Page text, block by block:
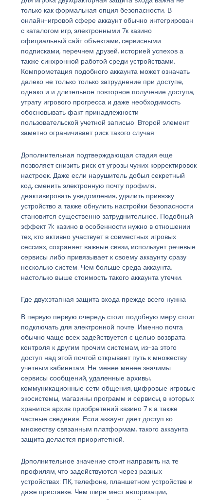
только как формальная опция безопасности. В
онлайн-игровой сфере аккаунт обычно интегрирован
с каталогом игр, электронными 7к казино
официальный сайт объектами, сервисными
подписками, перечнем друзей, историей успехов а
также синхронной работой среди устройствами.
Компрометация подобного аккаунта может означать
далеко не только только затруднение при доступе,
однако и и длительное повторное получение доступа,
утрату игрового прогресса и даже необходимость
обосновывать факт принадлежности
пользовательской учетной записью. Второй элемент
заметно ограничивает риск такого случая.
Дополнительная подтверждающая стадия еще
позволяет снизить риск от угрозы чужих корректировок
настроек. Даже если нарушитель добыл секретный
код, сменить электронную почту профиля,
деактивировать уведомления, удалить привязку
устройство а также обнулить настройки безопасности
становится существенно затруднительнее. Подобный
эффект 7k казино в особенности нужно в отношении
тех, кто активно участвует в совместных игровых
сессиях, сохраняет важные связи, использует речевые
сервисы либо привязывает к своему аккаунту сразу
несколько систем. Чем больше среда аккаунта,
настолько выше стоимость такого аккаунта утечки.
Где двухэтапная защита входа прежде всего нужна
В первую первую очередь стоит подобную меру стоит
подключать для электронной почте. Именно почта
обычно чаще всех задействуется с целью возврата
контроля к другим прочим системам, из-за этого
доступ над этой почтой открывает путь к множеству
учетным кабинетам. Не менее менее значимы
сервисы сообщений, удаленные архивы,
коммуникационные сети общения, цифровые игровые
экосистемы, магазины программ и сервисы, в которых
хранится архив приобретений казино 7 к а также
частные сведения. Если аккаунт дает доступ ко
множеству связанным платформам, такого аккаунта
защита делается приоритетной.
Дополнительное значение стоит направить на те
профилям, что задействуются через разных
устройствах: ПК, телефоне, планшетном устройстве и
даже приставке. Чем шире мест авторизации,